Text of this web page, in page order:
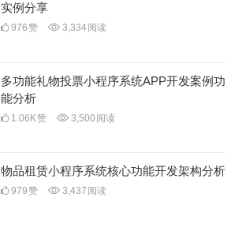
实例分享
976赞 3,334阅读
多功能礼物投票小程序系统APP开发案例功
能分析
1.06K赞 3,500 阅读
物品租赁小程序系统核心功能开发架构分析
979赞 3,437 阅读